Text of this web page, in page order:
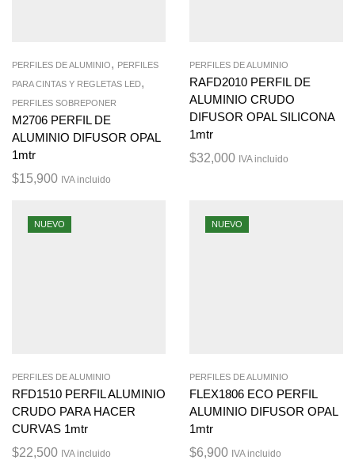
PERFILES DE ALUMINIO, PERFILES
PARA CINTAS Y REGLETAS LED,
PERFILES SOBREPONER
M2706 PERFIL DE
ALUMINIO DIFUSOR OPAL
1mtr
$15,900 IVA incluido
PERFILES DE ALUMINIO
RAFD2010 PERFIL DE
ALUMINIO CRUDO
DIFUSOR OPAL SILICONA
1mtr
$32,000 IVA incluido
NUEVO
PERFILES DE ALUMINIO
RFD1510 PERFIL ALUMINIO
CRUDO PARA HACER
CURVAS 1mtr
$22,500 IVA incluido
NUEVO
PERFILES DE ALUMINIO
FLEX1806 ECO PERFIL
ALUMINIO DIFUSOR OPAL
1mtr
$6,900 IVA incluido